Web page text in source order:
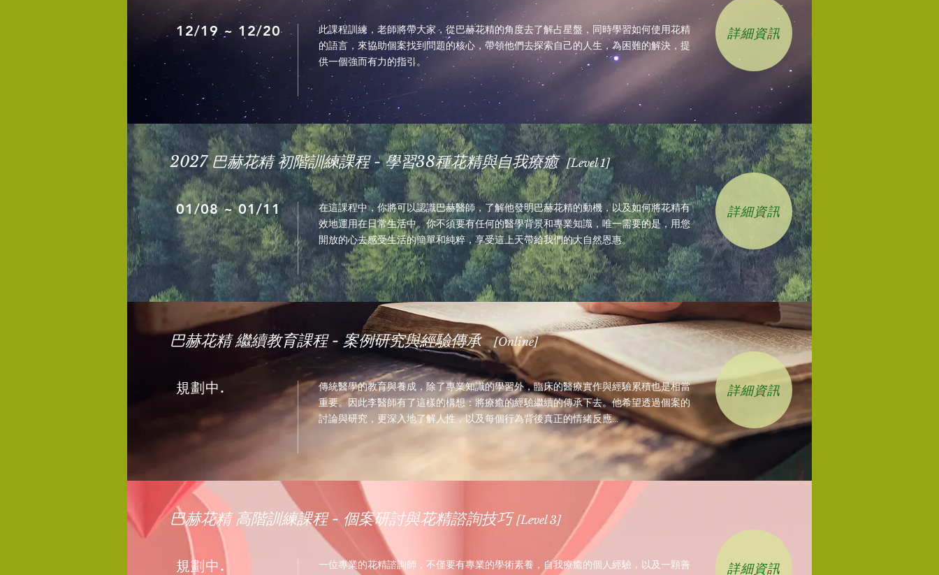
12/19 ~ 12/20
此課程訓練，老師將帶大家，從巴赫花精的角度去了解占星盤，同時學習如何使用花精
的語言，來協助個案找到問題的核心，帶領他們去探索自己的人生，為困難的解決，提
供一個強而有力的指引。
詳細資訊
2027 巴赫花精 初階訓練課程 - 學習38種花精與自我療癒[Level 1]
01/08 ~ 01/11
在這課程中，你將可以認識巴赫醫師，了解他發明巴赫花精的動機，以及如何將花精有
效地運用在日常生活中。你不須要有任何的醫學背景和專業知識，唯一需要的是，用您
開放的心去感受生活的簡單和純粹，享受這上天帶給我們的大自然恩惠。
詳細資訊
巴赫花精 繼續教育課程 - 案例研究與經驗傳承[Online]
規劃中.
傳統醫學的教育與養成，除了專業知識的學習外，臨床的醫療實作與經驗累積也是相當
重要。因此李醫師有了這樣的構想：將療癒的經驗繼續的傳承下去。他希望透過個案的
討論與研究，更深入地了解人性，以及每個行為背後真正的情緒反應...
詳細資訊
巴赫花精 高階訓練課程 - 個案研討與花精諮詢技巧[Level 3]
規劃中. 一位專業的花精諮詢師，不僅要有專業的學術素養，自我療癒的個人經驗，以及一顆善 詳細資訊